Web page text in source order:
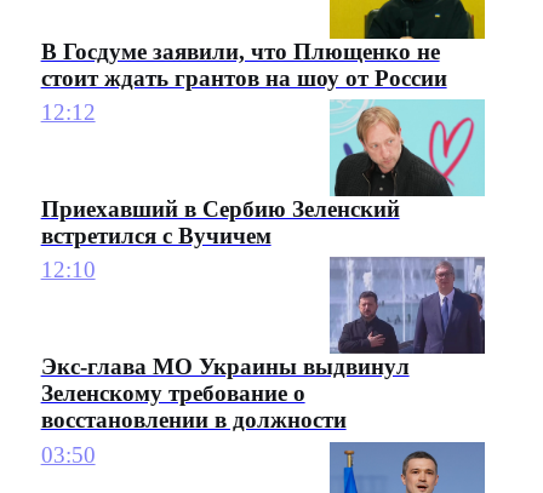
В Госдуме заявили, что Плющенко не
стоит ждать грантов на шоу от России
12:12
Приехавший в Сербию Зеленский
встретился с Вучичем
12:10
Экс-глава МО Украины выдвинул
Зеленскому требование о
восстановлении в должности
03:50